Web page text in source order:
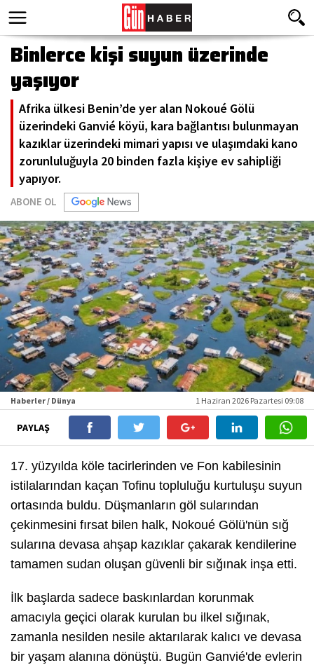
Binlerce kişi suyun üzerinde
yaşıyor
Afrika ülkesi Benin’de yer alan Nokoué Gölü
üzerindeki Ganvié köyü, kara bağlantısı bulunmayan
kazıklar üzerindeki mimari yapısı ve ulaşımdaki kano
zorunluluğuyla 20 binden fazla kişiye ev sahipliği
yapıyor.
ABONE OL
Haberler / Dünya 1 Haziran 2026 Pazartesi 09:08
PAYLAŞ
17. yüzyılda köle tacirlerinden ve Fon kabilesinin
istilalarından kaçan Tofinu topluluğu kurtuluşu suyun
ortasında buldu. Düşmanların göl sularından
çekinmesini fırsat bilen halk, Nokoué Gölü'nün sığ
sularına devasa ahşap kazıklar çakarak kendilerine
tamamen sudan oluşan güvenli bir sığınak inşa etti.
İlk başlarda sadece baskınlardan korunmak
amacıyla geçici olarak kurulan bu ilkel sığınak,
zamanla nesilden nesile aktarılarak kalıcı ve devasa
bir yaşam alanına dönüştü. Bugün Ganvié'de evlerin